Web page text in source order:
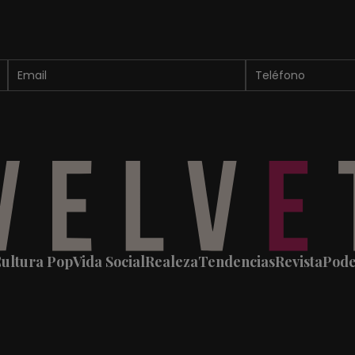
PopVida SocialRealezaTendenciasRevista